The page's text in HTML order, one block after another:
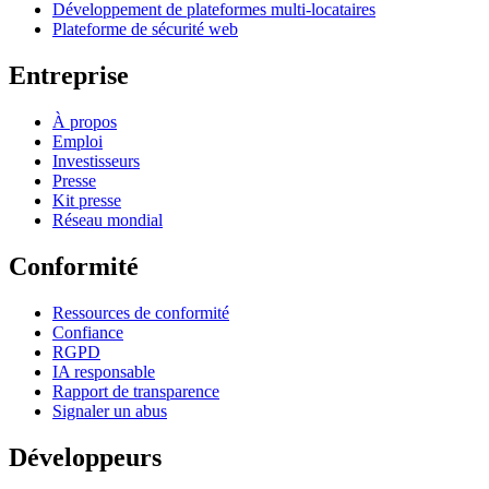
Développement de plateformes multi-locataires
Plateforme de sécurité web
Entreprise
À propos
Emploi
Investisseurs
Presse
Kit presse
Réseau mondial
Conformité
Ressources de conformité
Confiance
RGPD
IA responsable
Rapport de transparence
Signaler un abus
Développeurs